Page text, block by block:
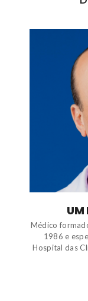
UM
Médico
1986 e
Hospital das